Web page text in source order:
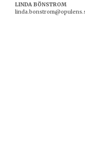
LINDA BÖNSTROM